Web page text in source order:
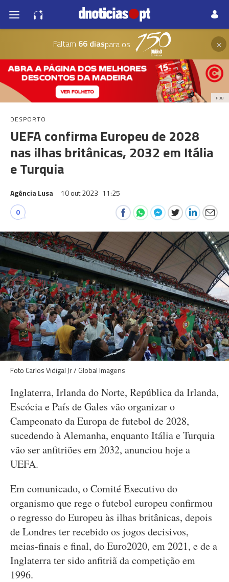
Faltam 66 diaspara os ×
PUB
DESPORTO
UEFA confirma Europeu de 2028
nas ilhas britânicas, 2032 em Itália
e Turquia
Agência Lusa 10 out 2023 11:25
0
Foto Carlos Vidigal Jr / Global Imagens
Inglaterra, Irlanda do Norte, República da Irlanda,
Escócia e País de Gales vão organizar o
Campeonato da Europa de futebol de 2028,
sucedendo à Alemanha, enquanto Itália e Turquia
vão ser anfitriões em 2032, anunciou hoje a
UEFA.
Em comunicado, o Comité Executivo do
organismo que rege o futebol europeu confirmou
o regresso do Europeu às ilhas britânicas, depois
de Londres ter recebido os jogos decisivos,
meias-finais e final, do Euro2020, em 2021, e de a
Inglaterra ter sido anfitriã da competição em
1996.